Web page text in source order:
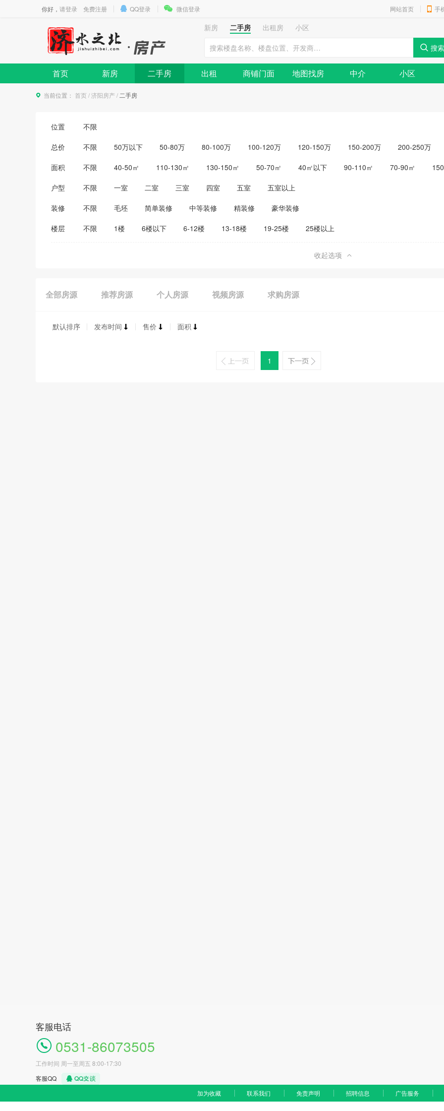
你好， 请登录 免费注册 QQ登录 微信登录 网站首页 手
新房 二手房 出租房 小区
首页 新房 二手房 出租 商铺门面 地图找房 中介 小区
当前位置： 首页 /济阳房产/ 二手房
位置 不限
总价 不限 50万以下 50-80万 80-100万 100-120万 120-150万 150-200万
200-250万
350-400万
面积 不限 40-50㎡ 110-130㎡ 130-150㎡ 50-70㎡ 40㎡以下 90-110㎡ 70-90㎡
户型 不限 一室 二室 三室 四室 五室 五室以上
装修 不限 毛坯 简单装修 中等装修 精装修 豪华装修
楼层 不限 1楼 6楼以下 6-12楼 13-18楼 19-25楼 25楼以上
收起选项
全部房源 推荐房源 个人房源 视频房源 求购房源
默认排序 发布时间 售价 面积
1
客服电话
0531-86073505
工作时间 周一至周五 8:00-17:30
客服QQ
加为收藏
联系我们 免责声明 招聘信息 广告服务